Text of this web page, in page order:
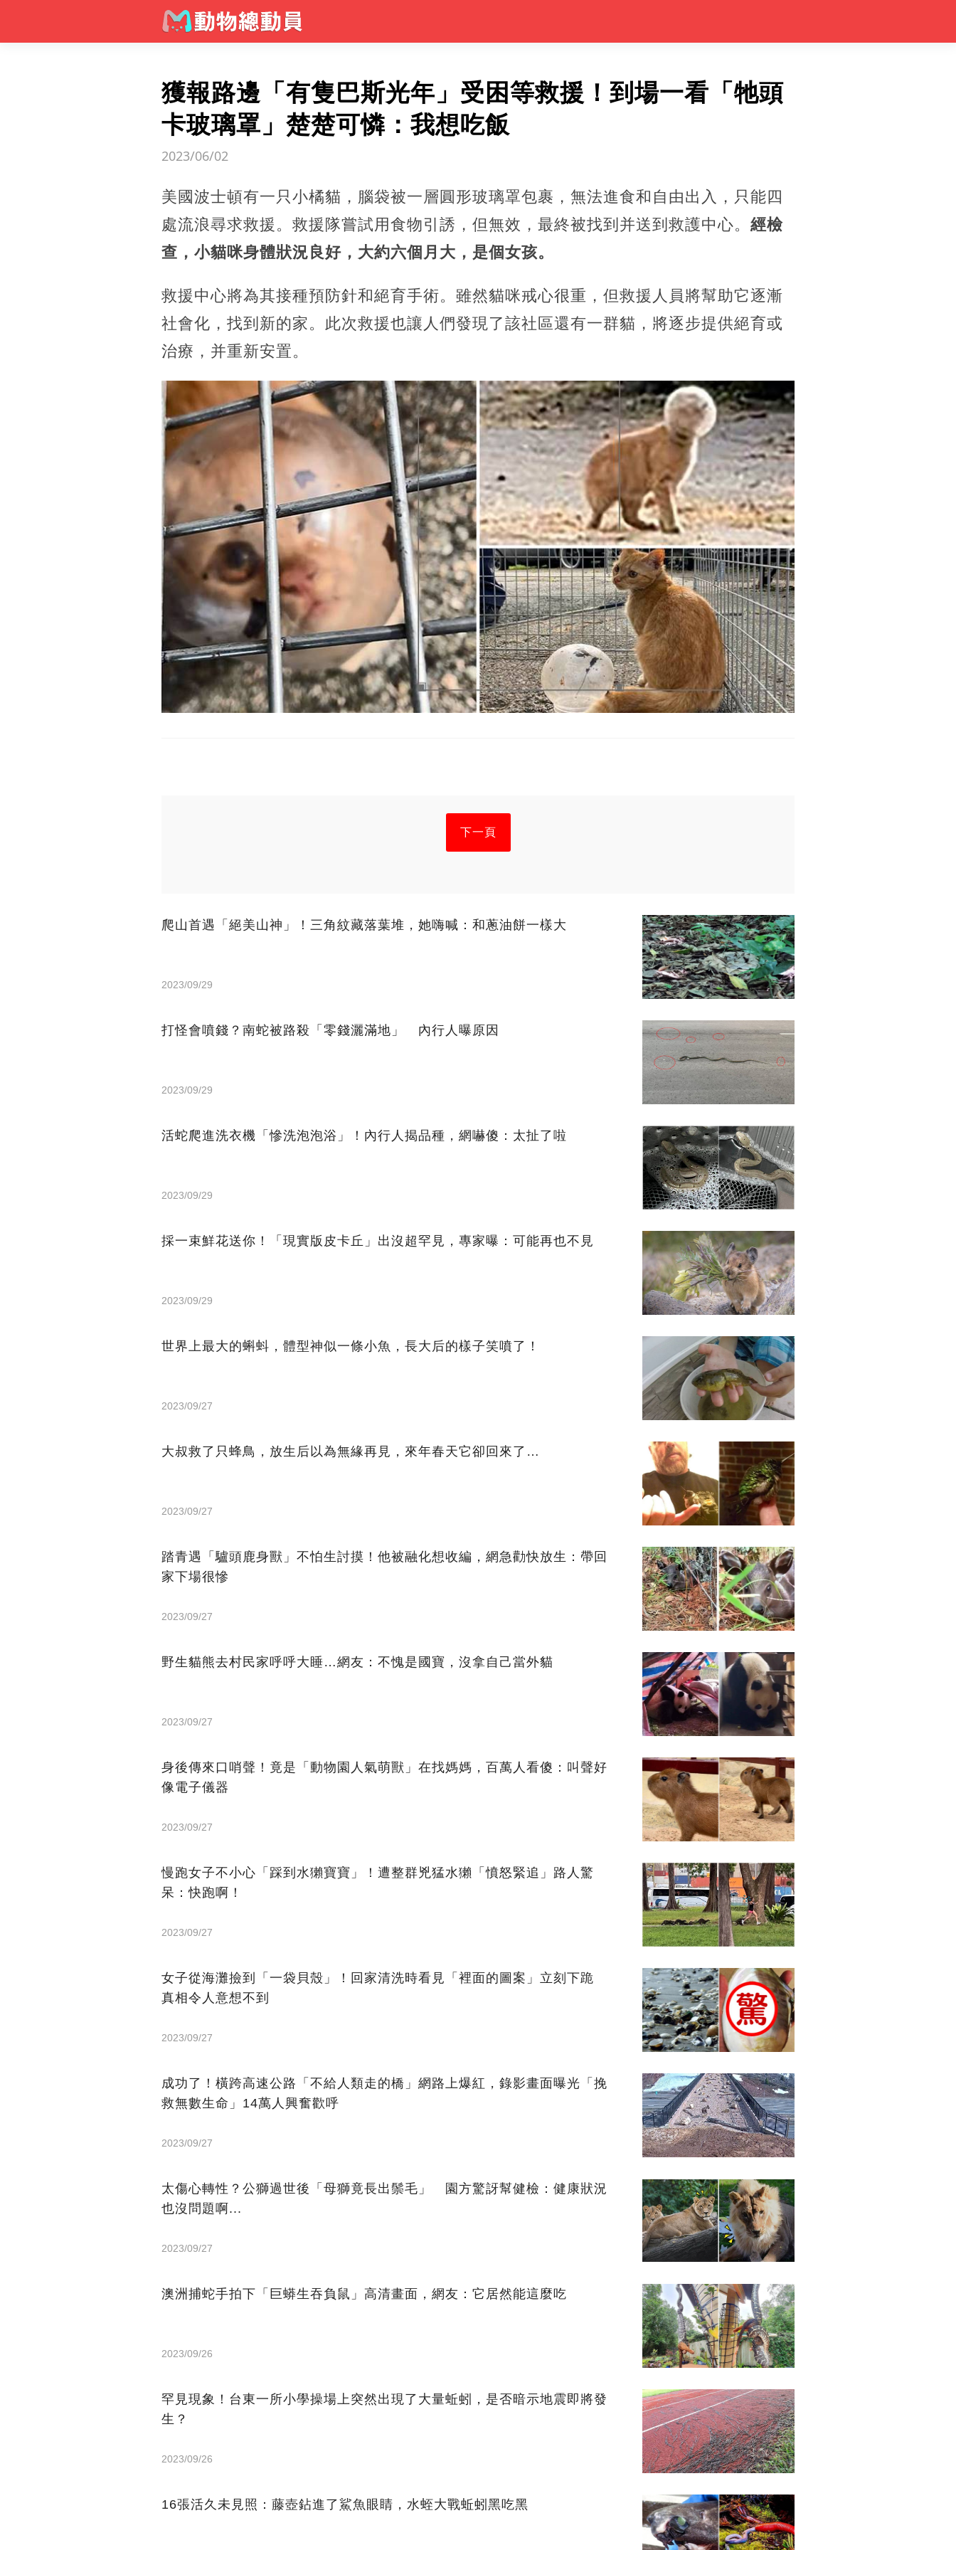
獲報路邊「有隻巴斯光年」受困等救援！到場一看「牠頭
卡玻璃罩」楚楚可憐：我想吃飯
2023/06/02
美國波士頓有一只小橘貓，腦袋被一層圓形玻璃罩包裹，無法進食和自由出入，只能四
處流浪尋求救援。救援隊嘗試用食物引誘，但無效，最終被找到并送到救護中心。 經檢
查，小貓咪身體狀況良好，大約六個月大，是個女孩。
救援中心將為其接種預防針和絕育手術。雖然貓咪戒心很重，但救援人員將幫助它逐漸
社會化，找到新的家。此次救援也讓人們發現了該社區還有一群貓，將逐步提供絕育或
治療，并重新安置。
下一頁
爬山首遇「絕美山神」！三角紋藏落葉堆，她嗨喊：和蔥油餅一樣大
2023/09/29
打怪會噴錢？南蛇被路殺「零錢灑滿地」 內行人曝原因
2023/09/29
活蛇爬進洗衣機「慘洗泡泡浴」！內行人揭品種，網嚇傻：太扯了啦
2023/09/29
採一束鮮花送你！「現實版皮卡丘」出沒超罕見，專家曝：可能再也不見
2023/09/29
世界上最大的蝌蚪，體型神似一條小魚，長大后的樣子笑噴了！
2023/09/27
大叔救了只蜂鳥，放生后以為無緣再見，來年春天它卻回來了…
2023/09/27
踏青遇「驢頭鹿身獸」不怕生討摸！他被融化想收編，網急勸快放生：帶回
家下場很慘
2023/09/27
野生貓熊去村民家呼呼大睡…網友：不愧是國寶，沒拿自己當外貓
2023/09/27
身後傳來口哨聲！竟是「動物園人氣萌獸」在找媽媽，百萬人看傻：叫聲好
像電子儀器
2023/09/27
慢跑女子不小心「踩到水獺寶寶」！遭整群兇猛水獺「憤怒緊追」路人驚
呆：快跑啊！
2023/09/27
女子從海灘撿到「一袋貝殼」！回家清洗時看見「裡面的圖案」立刻下跪
真相令人意想不到
2023/09/27
成功了！橫跨高速公路「不給人類走的橋」網路上爆紅，錄影畫面曝光「挽
救無數生命」14萬人興奮歡呼
2023/09/27
太傷心轉性？公獅過世後「母獅竟長出鬃毛」 園方驚訝幫健檢：健康狀況
也沒問題啊...
2023/09/27
澳洲捕蛇手拍下「巨蟒生吞負鼠」高清畫面，網友：它居然能這麼吃
2023/09/26
罕見現象！台東一所小學操場上突然出現了大量蚯蚓，是否暗示地震即將發
生？
2023/09/26
16張活久未見照：藤壺鉆進了鯊魚眼睛，水蛭大戰蚯蚓黑吃黑